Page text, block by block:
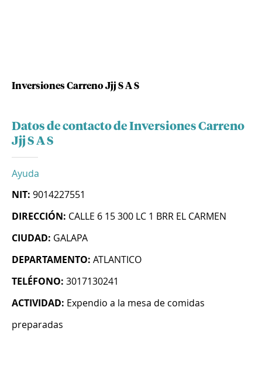
Inversiones Carreno Jjj S A S
Datos de contacto de Inversiones Carreno
Jjj S A S
Ayuda
NIT: 9014227551
DIRECCIÓN: CALLE 6 15 300 LC 1 BRR EL CARMEN
CIUDAD: GALAPA
DEPARTAMENTO: ATLANTICO
TELÉFONO: 3017130241
ACTIVIDAD: Expendio a la mesa de comidas
preparadas